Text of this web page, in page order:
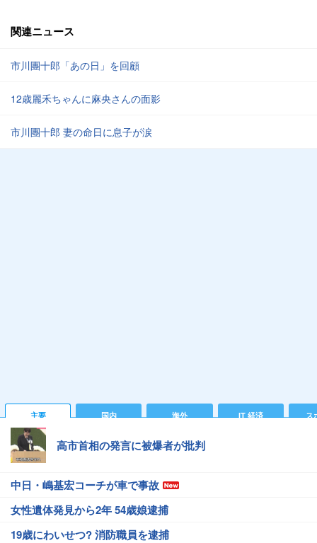
関連ニュース
市川團十郎「あの日」を回顧
12歳麗禾ちゃんに麻央さんの面影
市川團十郎 妻の命日に息子が涙
主要 国内 海外 IT 経済 ス
高市首相の発言に被爆者が批判
中日・嶋基宏コーチが車で事故
女性遺体発見から2年 54歳娘逮捕
19歳にわいせつ? 消防職員を逮捕